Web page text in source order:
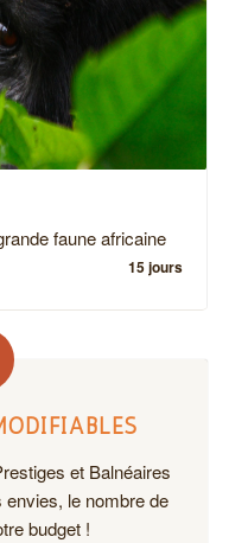
faune africaine
15 jours
et Balnéaires
le nombre de
budget !